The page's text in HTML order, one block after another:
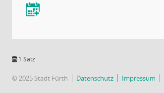
1 Satz
© 2025 Stadt Fürth Datenschutz Impressum